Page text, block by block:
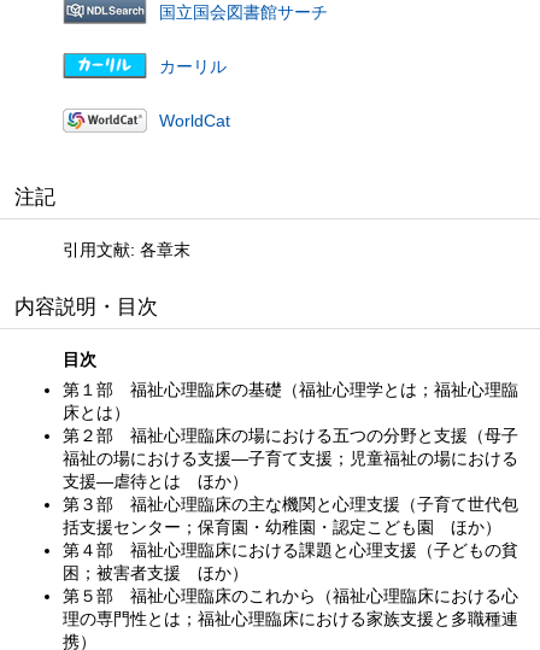
国立国会図書館サーチ
カーリル
WorldCat
注記
引用文献: 各章末
内容説明・目次
目次
第１部 福祉心理臨床の基礎（福祉心理学とは；福祉心理臨
床とは）
第２部 福祉心理臨床の場における五つの分野と支援（母子
福祉の場における支援—子育て支援；児童福祉の場における
支援—虐待とは ほか）
第３部 福祉心理臨床の主な機関と心理支援（子育て世代包
括支援センター；保育園・幼稚園・認定こども園 ほか）
第４部 福祉心理臨床における課題と心理支援（子どもの貧
困；被害者支援 ほか）
第５部 福祉心理臨床のこれから（福祉心理臨床における心
理の専門性とは；福祉心理臨床における家族支援と多職種連
携）